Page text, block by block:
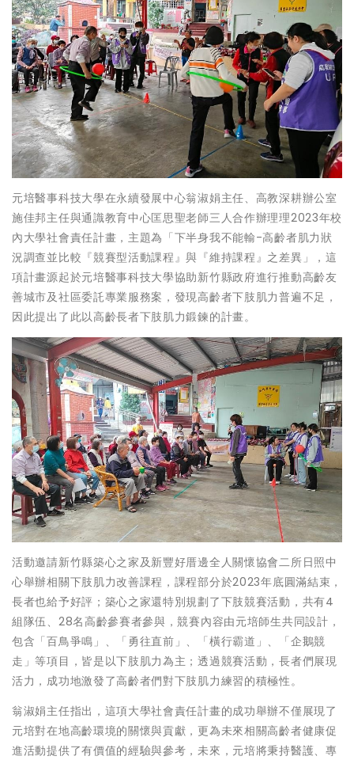
元培醫事科技大學在永續發展中心翁淑娟主任、高教深耕辦公室
施佳邦主任與通識教育中心匡思聖老師三人合作辦理理2023年校
內大學社會責任計畫，主題為「下半身我不能輸-高齡者肌力狀
況調查並比較『競賽型活動課程』與『維持課程』之差異」，這
項計畫源起於元培醫事科技大學協助新竹縣政府進行推動高齡友
善城市及社區委託專業服務案，發現高齡者下肢肌力普遍不足，
因此提出了此以高齡長者下肢肌力鍛鍊的計畫。
活動邀請新竹縣築心之家及新豐好厝邊全人關懷協會二所日照中
心舉辦相關下肢肌力改善課程，課程部分於2023年底圓滿結束，
長者也給予好評；築心之家還特別規劃了下肢競賽活動，共有4
組隊伍、28名高齡參賽者參與，競賽內容由元培師生共同設計，
包含「百鳥爭鳴」、「勇往直前」、「橫行霸道」、「企鵝競
走」等項目，皆是以下肢肌力為主；透過競賽活動，長者們展現
活力，成功地激發了高齡者們對下肢肌力練習的積極性。
翁淑娟主任指出，這項大學社會責任計畫的成功舉辦不僅展現了
元培對在地高齡環境的關懷與貢獻，更為未來相關高齡者健康促
進活動提供了有價值的經驗與參考，未來，元培將秉持醫護、專